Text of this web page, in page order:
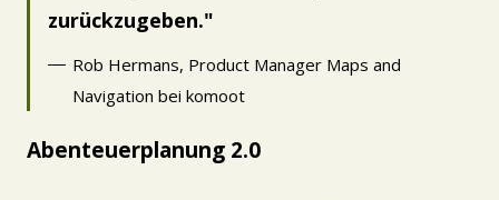
zurückzugeben.
Rob Hermans, Product Manager Maps and
Navigation bei komoot
Abenteuerplanung 2.0